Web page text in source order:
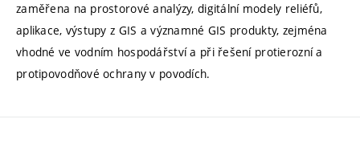
zaměřena na prostorové analýzy, digitální modely reliéfů,
aplikace, výstupy z GIS a významné GIS produkty, zejména
vhodné ve vodním hospodářství a při řešení protierozní a
protipovodňové ochrany v povodích.